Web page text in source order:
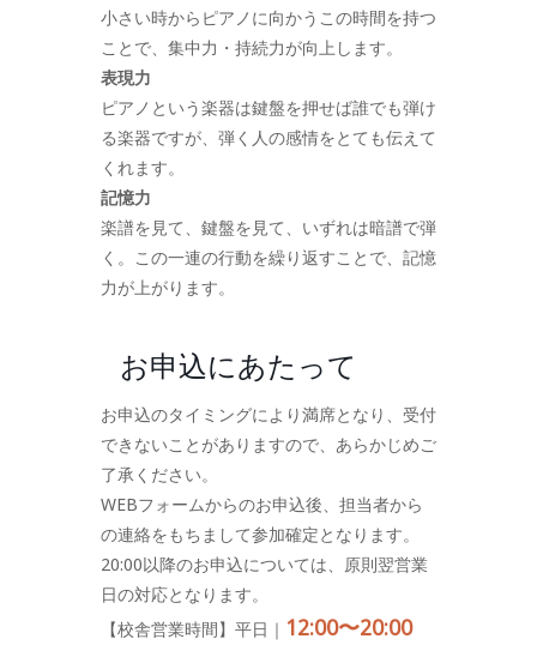
小さい時からピアノに向かうこの時間を持つ
ことで、集中力・持続力が向上します。
表現力
ピアノという楽器は鍵盤を押せば誰でも弾け
る楽器ですが、弾く人の感情をとても伝えて
くれます。
記憶力
楽譜を見て、鍵盤を見て、いずれは暗譜で弾
く。この一連の行動を繰り返すことで、記憶
力が上がります。
お申込にあたって
お申込のタイミングにより満席となり、受付
できないことがありますので、あらかじめご
了承ください。
WEBフォームからのお申込後、担当者から
の連絡をもちまして参加確定となります。
20:00以降のお申込については、原則翌営業
日の対応となります。
【校舎営業時間】平日｜ 12:00〜20:00